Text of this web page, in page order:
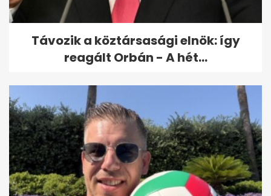
Távozik a köztársasági elnök: így
reagált Orbán - A hét...